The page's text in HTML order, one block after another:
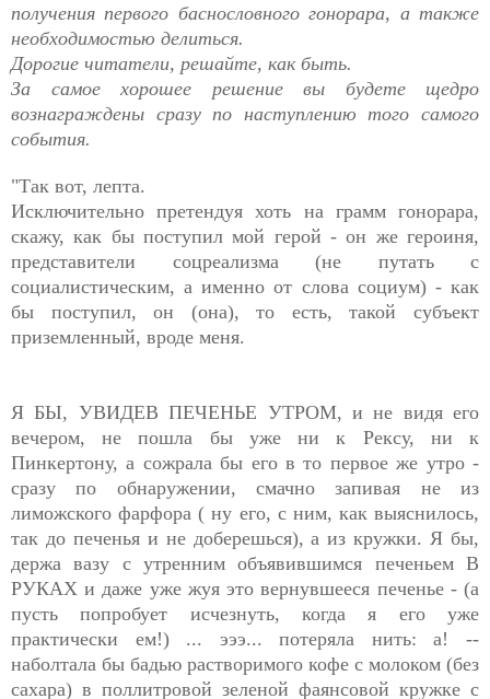
получения первого баснословного гонорара, а также
необходимостью делиться.
Дорогие читатели, решайте, как быть.
За самое хорошее решение вы будете щедро
вознаграждены сразу по наступлению того самого
события.
"Так вот, лепта.
Исключительно претендуя хоть на грамм гонорара,
скажу, как бы поступил мой герой - он же героиня,
представители соцреализма (не путать с
социалистическим, а именно от слова социум) - как
бы поступил, он (она), то есть, такой субъект
приземленный, вроде меня.
Я БЫ, УВИДЕВ ПЕЧЕНЬЕ УТРОМ, и не видя его
вечером, не пошла бы уже ни к Рексу, ни к
Пинкертону, а сожрала бы его в то первое же утро -
сразу по обнаружении, смачно запивая не из
лиможского фарфора ( ну его, с ним, как выяснилось,
так до печенья и не доберешься), а из кружки. Я бы,
держа вазу с утренним объявившимся печеньем В
РУКАХ и даже уже жуя это вернувшееся печенье - (а
пусть попробует исчезнуть, когда я его уже
практически ем!) ... эээ... потеряла нить: а! --
наболтала бы бадью растворимого кофе с молоком (без
сахара) в поллитровой зеленой фаянсовой кружке с